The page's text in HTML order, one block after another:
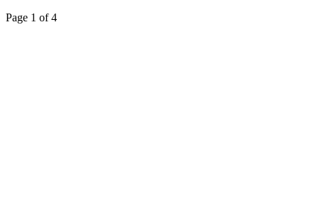
Page 1 of 4